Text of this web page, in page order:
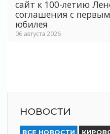
сайт к 100-летию
соглашения с
юбилея
06 августа 2026
НОВОСТИ
ВСЕ НОВОСТИ